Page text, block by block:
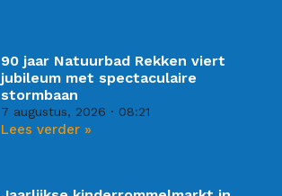
90 jaar Natuurbad Rekken viert
jubileum met spectaculaire
stormbaan
7 augustus, 2026 08:21
Lees verder »